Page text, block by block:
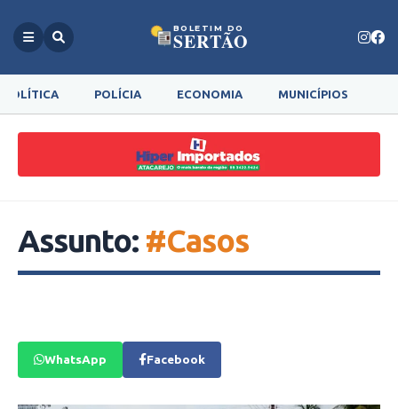
BOLETIM DO
SERTÃO
POLÍTICA POLÍCIA ECONOMIA MUNICÍPIOS
Assunto: #Casos
WhatsApp Facebook